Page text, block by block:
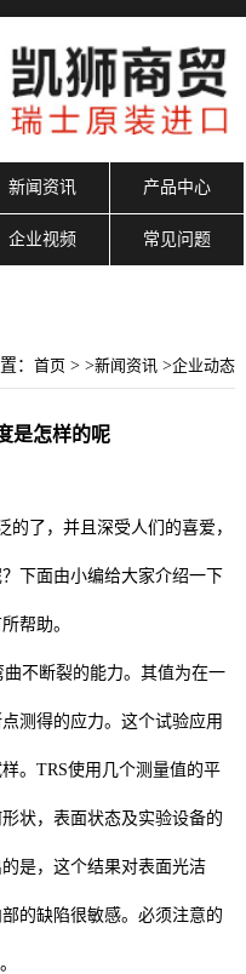
新闻资讯 产品中心
企业视频 常见问题
：首页 > >新闻资讯 >企业动态
是怎样的呢
的了，并且深受人们的喜爱，
下面由小编给大家介绍一下
帮助。
不断裂的能力。其值为在一
测得的应力。这个试验应用
。TRS使用几个测量值的平
状，表面状态及实验设备的
是，这个结果对表面光洁
的缺陷很敏感。必须注意的